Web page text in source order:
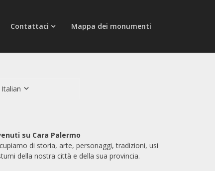
Contattaci Mappa dei monumenti
Italian
su Cara Palermo
di storia, arte, personaggi, tradizioni, usi
della nostra città e della sua provincia.